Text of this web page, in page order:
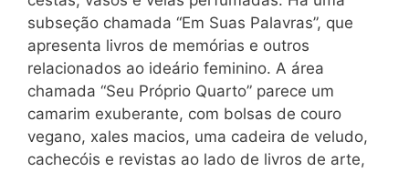
subseção chamada “Em Suas Palavras”, que
apresenta livros de memórias e outros
relacionados ao ideário feminino. A área
chamada “Seu Próprio Quarto” parece um
camarim exuberante, com bolsas de couro
vegano, xales macios, uma cadeira de veludo,
cachecóis e revistas ao lado de livros de arte,